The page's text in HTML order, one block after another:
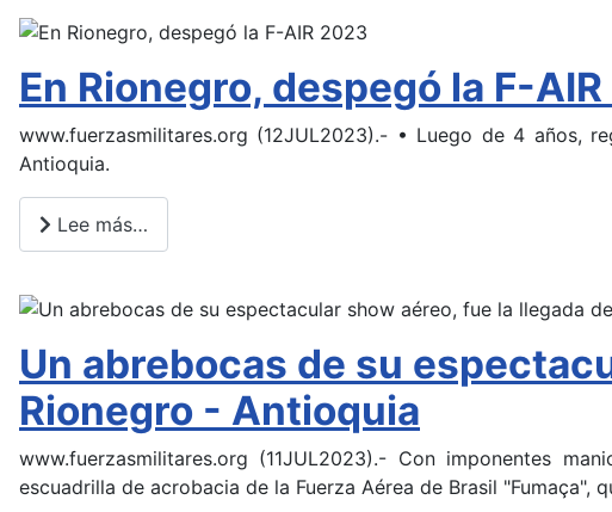
En Rionegro, despegó la F-
www.fuerzasmilitares.org (12JUL2023).- • Luego de 4 años,
Antioquia.
Lee más…
Un abrebocas de su
Rionegro - Antioquia
www.fuerzasmilitares.org (11JUL2023).- Con imponentes
escuadrilla de acrobacia de la Fuerza Aérea de Brasil "Fumaça",